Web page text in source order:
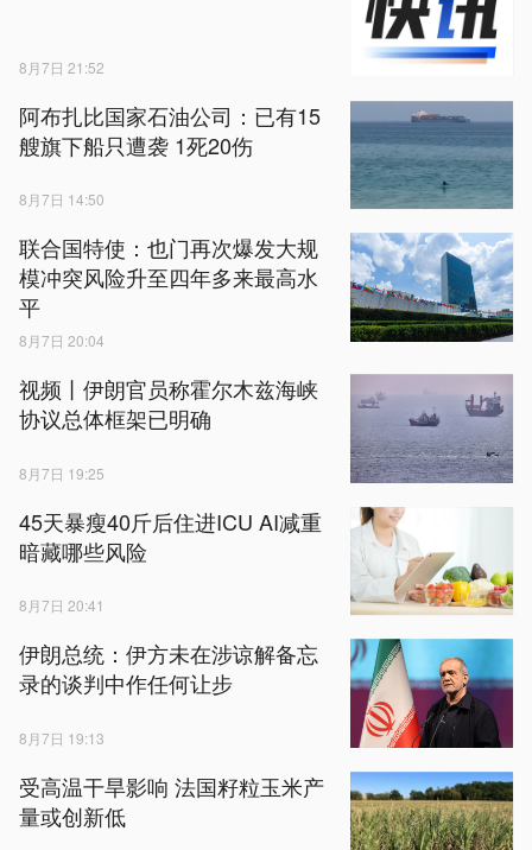
8月7日 21:52
阿布扎比国家石油公司：已有15
艘旗下船只遭袭 1死20伤
8月7日 14:50
联合国特使：也门再次爆发大规
模冲突风险升至四年多来最高水
平
8月7日 20:04
视频丨伊朗官员称霍尔木兹海峡
协议总体框架已明确
8月7日 19:25
45天暴瘦40斤后住进ICU AI减重
暗藏哪些风险
8月7日 20:41
伊朗总统：伊方未在涉谅解备忘
录的谈判中作任何让步
8月7日 19:13
受高温干旱影响 法国籽粒玉米产
量或创新低